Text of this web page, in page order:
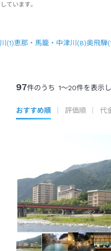
ています。
(1)恵那・馬籠・中津川(8)奥飛騨(
97件のうち 1～20件を表示
おすすめ順 評価順 代